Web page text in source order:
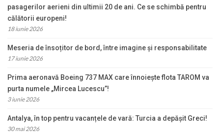
pasagerilor aerieni din ultimii 20 de ani. Ce se schimbă pentru
călătorii europeni!
18 iunie 2026
Meseria de însoțitor de bord, între imagine și responsabilitate
17 iunie 2026
Prima aeronavă Boeing 737 MAX care înnoiește flota TAROM va
purta numele „Mircea Lucescu”!
3 iunie 2026
Antalya, în top pentru vacanțele de vară: Turcia a depășit Greci!
30 mai 2026